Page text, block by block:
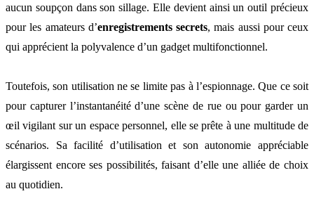
aucun soupçon dans son sillage. Elle devient ainsi un outil précieux
pour les amateurs d’enregistrements secrets, mais aussi pour ceux
qui apprécient la polyvalence d’un gadget multifonctionnel.
Toutefois, son utilisation ne se limite pas à l’espionnage. Que ce soit
pour capturer l’instantanéité d’une scène de rue ou pour garder un
œil vigilant sur un espace personnel, elle se prête à une multitude de
scénarios. Sa facilité d’utilisation et son autonomie appréciable
élargissent encore ses possibilités, faisant d’elle une alliée de choix
au quotidien.